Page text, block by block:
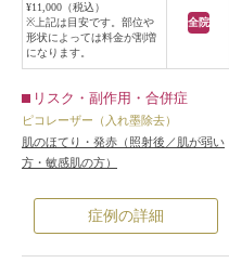
¥11,000（税込）
※上記は目安です。部位や
形状によっては料金が割増
になります。
全院
リスク・副作用・合併症
ピコレーザー（入れ墨除去）
肌のほてり・発赤（照射後／肌が弱い
方・敏感肌の方）
症例の詳細